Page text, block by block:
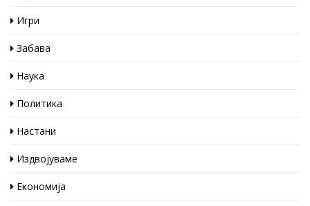
Игри
Забава
Наука
Политика
Настани
Издвојуваме
Економија